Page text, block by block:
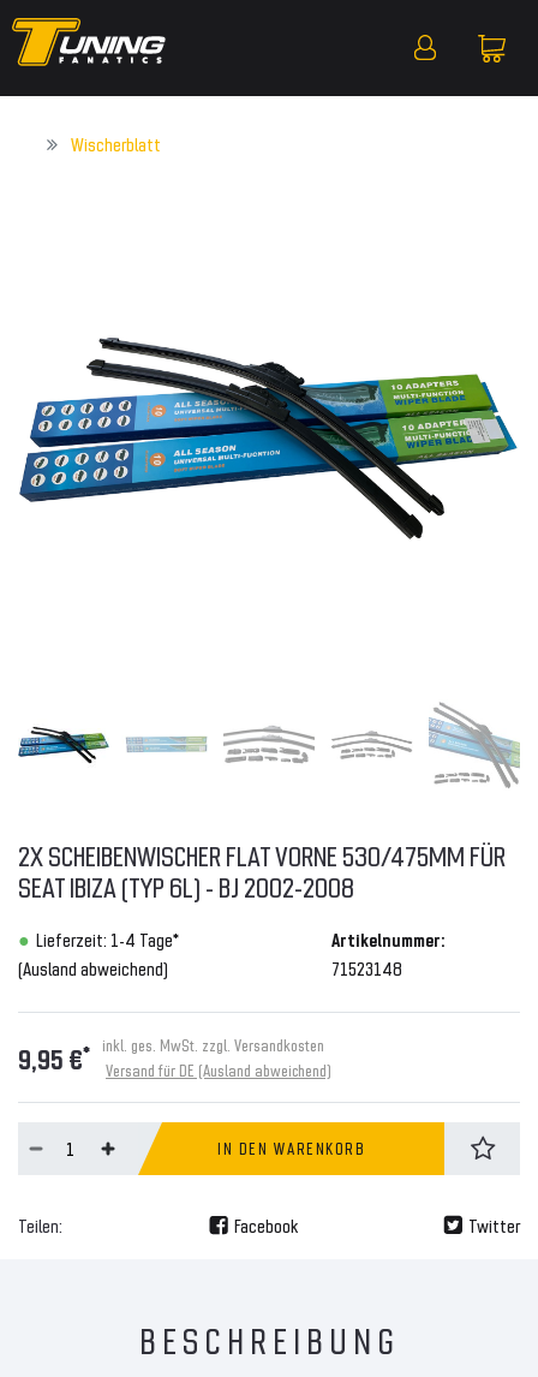
Wischerblatt
2X SCHEIBENWISCHER FLAT VORNE 530/475MM FÜR
SEAT IBIZA (TYP 6L) - BJ 2002-2008
Lieferzeit: 1-4 Tage*
(Ausland abweichend)
Artikelnummer:
71523148
9,95 €* inkl. ges. MwSt. zzgl. Versandkosten
Versand für DE (Ausland abweichend)
IN DEN WARENKORB
Teilen: Facebook Twitter
BESCHREIBUNG